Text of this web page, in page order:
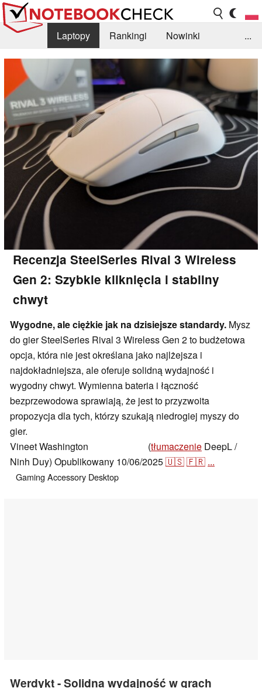
Laptopy Rankingi
Nowinki
Biblioteka
Info Szukajka recenzji
...
Recenzja SteelSeries Rival 3 Wireless
Gen 2: Szybkie kliknięcia i stabilny
chwyt
Wygodne, ale ciężkie jak na dzisiejsze standardy. Mysz
do gier SteelSeries Rival 3 Wireless Gen 2 to budżetowa
opcja, która nie jest określana jako najlżejsza i
najdokładniejsza, ale oferuje solidną wydajność i
wygodny chwyt. Wymienna bateria i łączność
bezprzewodowa sprawiają, że jest to przyzwoita
propozycja dla tych, którzy szukają niedrogiej myszy do
gier.
Vineet Washington
(tłumaczenie DeepL /
Ninh Duy) Opublikowany 10/06/2025🇺🇸🇫🇷 ...
Gaming Accessory Desktop
Werdykt - Solidna wydajność w grach